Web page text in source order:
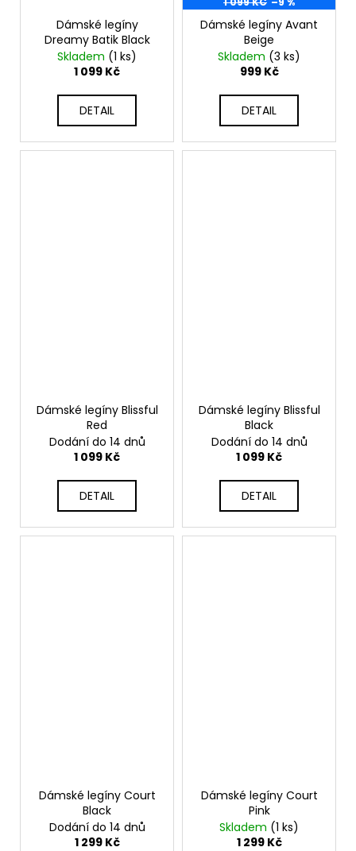
Dámské legíny
Dreamy Batik Black
Skladem (1 ks)
1 099 Kč
DETAIL
Dámské legíny Avant
Beige
Skladem (3 ks)
999 Kč
DETAIL
Dámské legíny Blissful
Red
Dodání do 14 dnů
1 099 Kč
DETAIL
Dámské legíny Blissful
Black
Dodání do 14 dnů
1 099 Kč
DETAIL
Dámské legíny Court
Black
Dodání do 14 dnů
1 299 Kč
Dámské legíny Court
Pink
Skladem (1 ks)
1 299 Kč